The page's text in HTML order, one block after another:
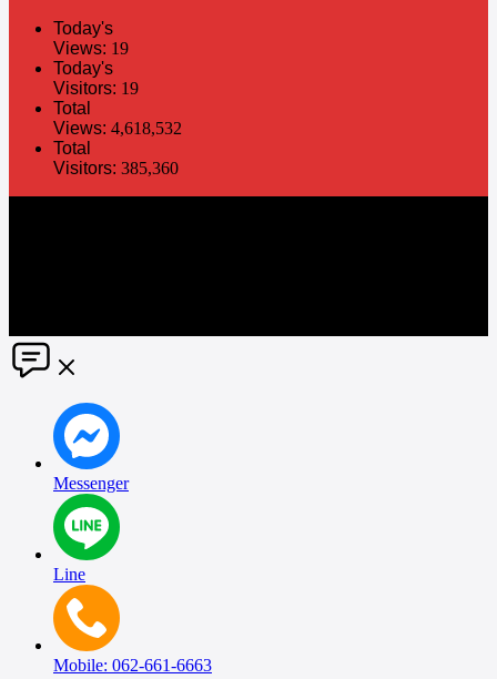
Today's
Views: 19
Today's
Visitors: 19
Total
Views: 4,618,532
Total
Visitors: 385,360
Messenger
Line
Mobile: 062-661-6663